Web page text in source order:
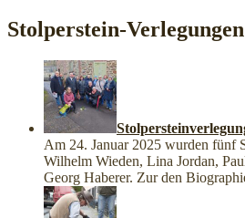
Stolperstein-Verlegungen
Am 24. Januar 2025 wurden fünf
Wilhelm Wieden, Lina Jordan,
Georg Haberer. Zur den